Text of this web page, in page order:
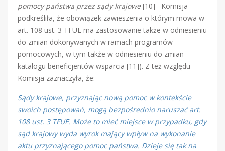
pomocy państwa przez sądy krajowe[10] Komisja
podkreśliła, że obowiązek zawieszenia o którym mowa w
art. 108 ust. 3 TFUE ma zastosowanie także w odniesieniu
do zmian dokonywanych w ramach programów
pomocowych, w tym także w odniesieniu do zmian
katalogu beneficjentów wsparcia [11]). Z też względu
Komisja zaznaczyła, że:
Sądy krajowe, przyznając nową pomoc w kontekście
swoich postępowań, mogą bezpośrednio naruszać art.
108 ust. 3 TFUE. Może to mieć miejsce w przypadku, gdy
sąd krajowy wyda wyrok mający wpływ na wykonanie
aktu przyznającego pomoc państwa. Dzieje się tak na